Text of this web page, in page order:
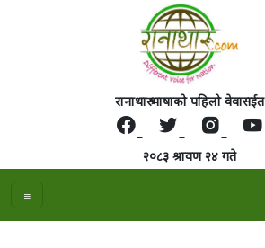
रानाथारु भाषाको पहिलो वेवासईत
२०८३ श्रावण २४ गते